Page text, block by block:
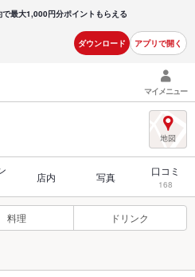
で最大1,000円分ポイントもらえる
ダウンロード アプリで開く
マイメニュー
店内 写真 口コミ
168
料理 ドリンク